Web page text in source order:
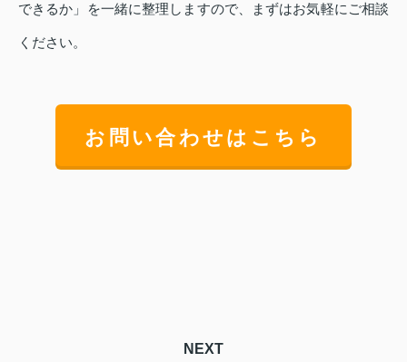
できるか」を一緒に整理しますので、まずはお気軽にご相談
ください。
お問い合わせはこちら
NEXT